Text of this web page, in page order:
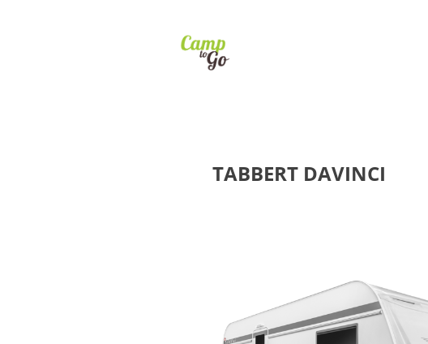
TABBERT DAVINCI